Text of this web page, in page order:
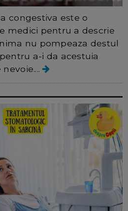
congestiva este o
medici pentru a descrie
nu pompeaza destul
a-i da acestuia